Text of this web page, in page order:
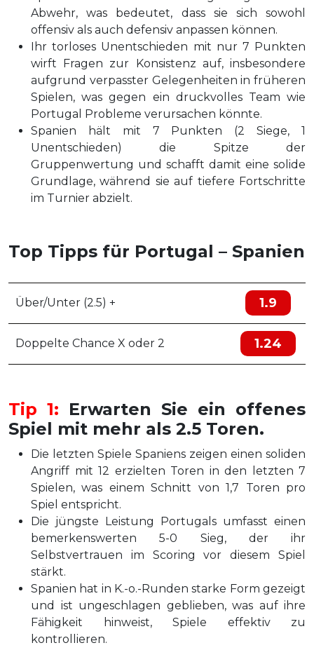
Abwehr, was bedeutet, dass sie sich sowohl
offensiv als auch defensiv anpassen können.
Ihr torloses Unentschieden mit nur 7 Punkten
wirft Fragen zur Konsistenz auf, insbesondere
aufgrund verpasster Gelegenheiten in früheren
Spielen, was gegen ein druckvolles Team wie
Portugal Probleme verursachen könnte.
Spanien hält mit 7 Punkten (2 Siege, 1
Unentschieden) die Spitze der
Gruppenwertung und schafft damit eine solide
Grundlage, während sie auf tiefere Fortschritte
im Turnier abzielt.
Top Tipps für Portugal – Spanien
Über/Unter (2.5) + 1.9
Doppelte Chance X oder 2 1.24
Tip 1: Erwarten Sie ein offenes
Spiel mit mehr als 2.5 Toren.
Die letzten Spiele Spaniens zeigen einen soliden
Angriff mit 12 erzielten Toren in den letzten 7
Spielen, was einem Schnitt von 1,7 Toren pro
Spiel entspricht.
Die jüngste Leistung Portugals umfasst einen
bemerkenswerten 5-0 Sieg, der ihr
Selbstvertrauen im Scoring vor diesem Spiel
stärkt.
Spanien hat in K.-o.-Runden starke Form gezeigt
und ist ungeschlagen geblieben, was auf ihre
Fähigkeit hinweist, Spiele effektiv zu
kontrollieren.